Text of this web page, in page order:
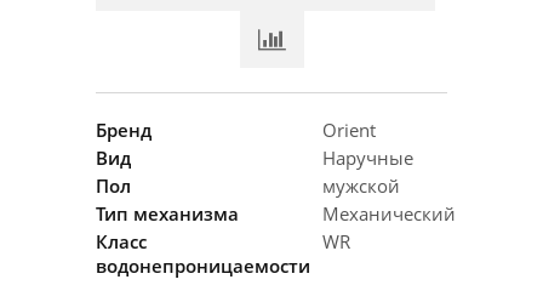
Бренд
Orient
Вид
Наручные
Пол
мужской
Тип механизма
Механический
Класс
водонепроницаемости
WR